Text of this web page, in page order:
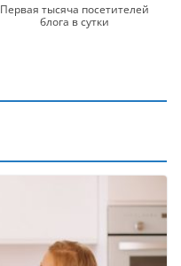
Первая тысяча посетителей
блога в сутки